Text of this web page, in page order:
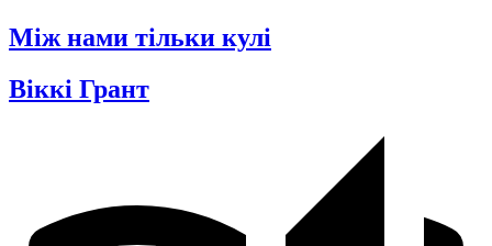
Між нами тільки кулі
Віккі Грант